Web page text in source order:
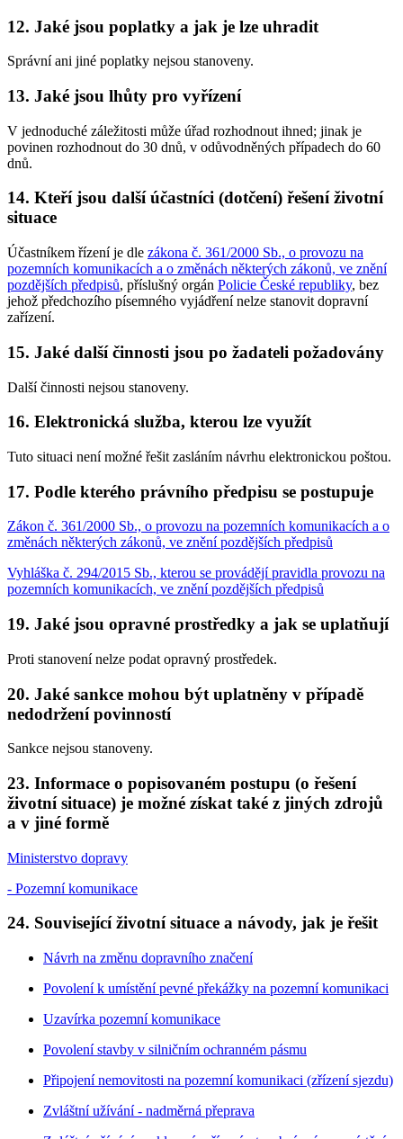
12. Jaké jsou poplatky a jak je lze uhradit
Správní ani jiné poplatky nejsou stanoveny.
13. Jaké jsou lhůty pro vyřízení
V jednoduché záležitosti může úřad rozhodnout ihned; jinak je
povinen rozhodnout do 30 dnů, v odůvodněných případech do 60
dnů.
14. Kteří jsou další účastníci (dotčení) řešení životní
situace
Účastníkem řízení je dle zákona č. 361/2000 Sb., o provozu na
pozemních komunikacích a o změnách některých zákonů, ve znění
pozdějších předpisů, příslušný orgán Policie České republiky, bez
jehož předchozího písemného vyjádření nelze stanovit dopravní
zařízení.
15. Jaké další činnosti jsou po žadateli požadovány
Další činnosti nejsou stanoveny.
16. Elektronická služba, kterou lze využít
Tuto situaci není možné řešit zasláním návrhu elektronickou poštou.
17. Podle kterého právního předpisu se postupuje
Zákon č. 361/2000 Sb., o provozu na pozemních komunikacích a o
změnách některých zákonů, ve znění pozdějších předpisů
Vyhláška č. 294/2015 Sb., kterou se provádějí pravidla provozu na
pozemních komunikacích, ve znění pozdějších předpisů
19. Jaké jsou opravné prostředky a jak se uplatňují
Proti stanovení nelze podat opravný prostředek.
20. Jaké sankce mohou být uplatněny v případě
nedodržení povinností
Sankce nejsou stanoveny.
23. Informace o popisovaném postupu (o řešení
životní situace) je možné získat také z jiných zdrojů
a v jiné formě
Ministerstvo dopravy
- Pozemní komunikace
24. Související životní situace a návody, jak je řešit
Návrh na změnu dopravního značení
Povolení k umístění pevné překážky na pozemní komunikaci
Uzavírka pozemní komunikace
Povolení stavby v silničním ochranném pásmu
Připojení nemovitosti na pozemní komunikaci (zřízení sjezdu)
Zvláštní užívání - nadměrná přeprava